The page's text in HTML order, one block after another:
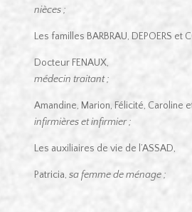
nièces ;
Les familles BARBRAU, DEPOERS et
Docteur
médecin traitant ;
Amandine, Marion, Félicité,
infirmières et infirmier ;
Les auxiliaires de vie de l’ASSAD,
Patricia,sa femme de